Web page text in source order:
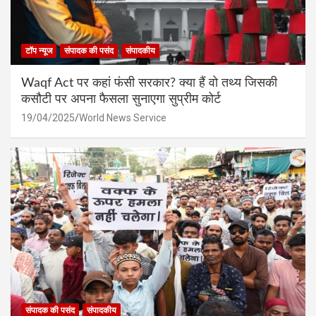
टॉप न्यूज संपादक की पसंद संपादकीय
Waqf Act पर कहां फंसी सरकार? क्या हैं वो तथ्य जिसकी
कसौटी पर अपना फैसला सुनाएगा सुप्रीम कोर्ट
19/04/2025 World News Service
संपादक की पसंद संपादकीय